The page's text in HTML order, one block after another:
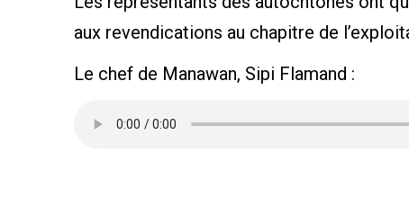
aux revendications au chapitre de
Le chef de Manawan, Sipi Flamand :